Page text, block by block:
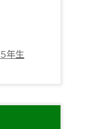
５年生